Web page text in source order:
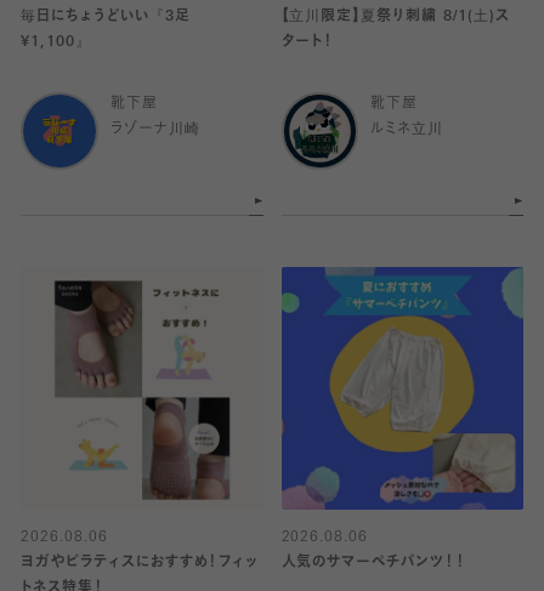
毎日にちょうどいい『3足
¥1,100』
靴下屋
ラゾーナ川崎
【立川限定】夏祭り刺繍 8/1(土)ス
タート！
靴下屋
ルミネ立川
2026.08.06
ヨガやピラティスにおすすめ！フィッ
2026.08.06
人気のサマーペチパンツ！！